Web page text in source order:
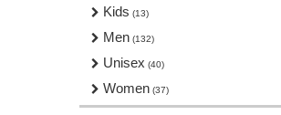
Kids (13)
Men (132)
Unisex (40)
Women (37)